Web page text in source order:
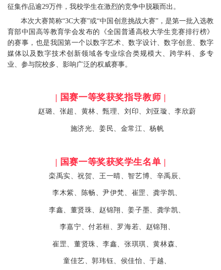
征集作品逾29万件，我校学生在激烈的竞争中脱颖而出。
本次大赛简称“3C大赛”或“中国创意挑战大赛”，是第一批入选教
育部中国高等教育学会发布的《全国普通高校大学生竞赛排行榜》
的赛事，也是我国第一个以数字艺术、数字设计、数字创意、数字
媒体以及数字技术创新领域各专业综合类规模大、跨学科、多专
业、参与院校多、影响广泛的权威赛事。
| 国赛一等奖获奖指导教师 |
赵璐、张超、黄林、甄理、刘印、 刘亚璇、李欣蔚
施济光 、姜民 金常江、杨帆
| 国赛一等奖获奖学生名单 |
栾禹实、祝贺、王一晴、智艺博、辛禹辰、
李木紫、陈畅、尹伊梵、 崔罡、龚学凯、
李鑫、董贤珠、赵锦翔、姜子墨、 龚学凯、
李嘉宁、付若桓、罗海若、赵锦翔、
崔罡、董贤珠、李鑫、张琪琪、黄林森、
童佳艺、郭玮钰、侯佳怡、于越、